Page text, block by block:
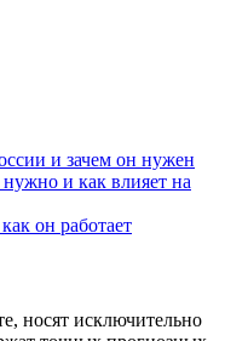
и зачем он нужен
нужно и как влияет на
он работает
носят исключительно